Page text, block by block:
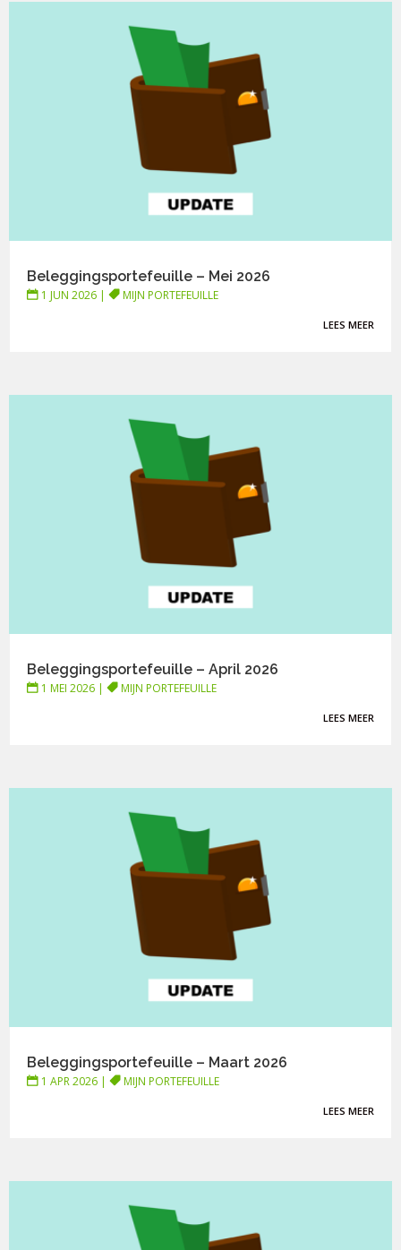
Beleggingsportefeuille – Mei 2026
1 JUN 2026 | MIJN PORTEFEUILLE
LEES MEER
Beleggingsportefeuille – April 2026
1 MEI 2026 | MIJN PORTEFEUILLE
LEES MEER
Beleggingsportefeuille – Maart 2026
1 APR 2026 | MIJN PORTEFEUILLE
LEES MEER